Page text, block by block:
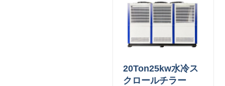
20Ton25kw水冷ス
クロールチラー